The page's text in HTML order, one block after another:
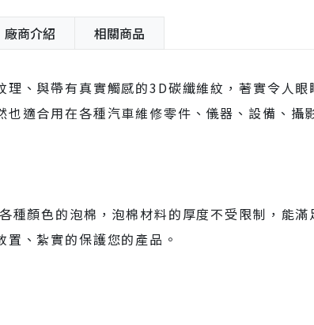
廠商介紹 相關商品
理、與帶有真實觸感的3D碳纖維紋，著實令人
也適合用在各種汽車維修零件、儀器、設備、攝
種顏色的泡棉，泡棉材料的厚度不受限制，能
置、紮實的保護您的產品。